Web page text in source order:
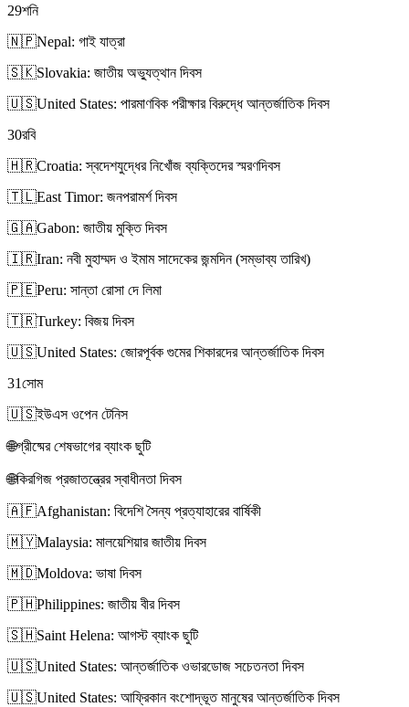
29শনি
🇳🇵Nepal: গাই যাত্রা
🇸🇰Slovakia: জাতীয় অভ্যুত্থান দিবস
🇺🇸United States: পারমাণবিক পরীক্ষার বিরুদ্ধে আন্তর্জাতিক দিবস
30রবি
🇭🇷Croatia: স্বদেশযুদ্ধের নিখোঁজ ব্যক্তিদের স্মরণদিবস
🇹🇱East Timor: জনপরামর্শ দিবস
🇬🇦Gabon: জাতীয় মুক্তি দিবস
🇮🇷Iran: নবী মুহাম্মদ ও ইমাম সাদেকের জন্মদিন (সম্ভাব্য তারিখ)
🇵🇪Peru: সান্তা রোসা দে লিমা
🇹🇷Turkey: বিজয় দিবস
🇺🇸United States: জোরপূর্বক গুমের শিকারদের আন্তর্জাতিক দিবস
31সোম
🇺🇸ইউএস ওপেন টেনিস
🌐গ্রীষ্মের শেষভাগের ব্যাংক ছুটি
🌐কিরগিজ প্রজাতন্ত্রের স্বাধীনতা দিবস
🇦🇫Afghanistan: বিদেশি সৈন্য প্রত্যাহারের বার্ষিকী
🇲🇾Malaysia: মালয়েশিয়ার জাতীয় দিবস
🇲🇩Moldova: ভাষা দিবস
🇵🇭Philippines: জাতীয় বীর দিবস
🇸🇭Saint Helena: আগস্ট ব্যাংক ছুটি
🇺🇸United States: আন্তর্জাতিক ওভারডোজ সচেতনতা দিবস
🇺🇸United States: আফ্রিকান বংশোদ্ভূত মানুষের আন্তর্জাতিক দিবস